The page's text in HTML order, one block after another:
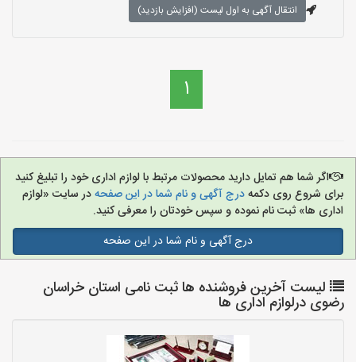
انتقال آگهی به اول لیست (افزایش بازدید)
1
اگر شما هم تمایل دارید محصولات مرتبط با لوازم اداری خود را تبلیغ کنید
برای شروع روی دکمهدرج آگهی و نام شما در این صفحهدر سایت «لوازم
اداری ها» ثبت نام نموده و سپس خودتان را معرفی کنید.
درج آگهی و نام شما در این صفحه
لیست آخرین فروشنده ها ثبت نامی استان خراسان
رضوی درلوازم اداری ها